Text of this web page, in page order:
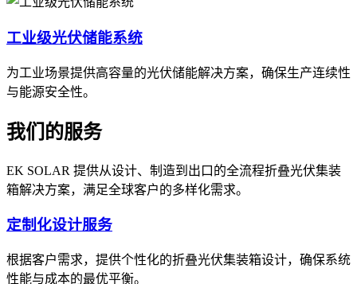
工业级光伏储能系统
为工业场景提供高容量的光伏储能解决方案，确保生产连续性
与能源安全性。
我们的服务
EK SOLAR 提供从设计、制造到出口的全流程折叠光伏集装
箱解决方案，满足全球客户的多样化需求。
定制化设计服务
根据客户需求，提供个性化的折叠光伏集装箱设计，确保系统
性能与成本的最优平衡。